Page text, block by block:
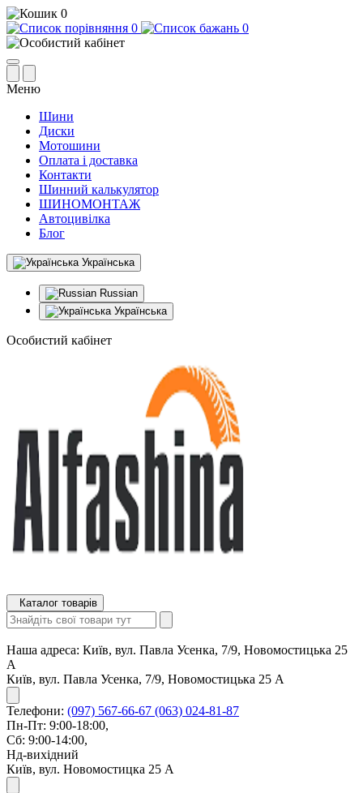
0
0
0
Меню
Шини
Диски
Мотошини
Оплата і доставка
Контакти
Шинний калькулятор
ШИНОМОНТАЖ
Автоцивілка
Блог
Українська
Russian
Українська
Особистий кабінет
Каталог товарів
Наша адреса: Київ, вул. Павла Усенка, 7/9, Новомостицька 25
А
Київ, вул. Павла Усенка, 7/9, Новомостицька 25 А
Телефони: (097) 567-66-67 (063) 024-81-87
Пн-Пт: 9:00-18:00,
Сб: 9:00-14:00,
Нд-вихідний
Київ, вул. Новомостицка 25 А